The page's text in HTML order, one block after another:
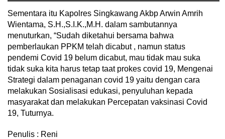
Sementara itu Kapolres Singkawang Akbp Arwin Amrih
Wientama, S.H.,S.I.K.,M.H. dalam sambutannya
menuturkan, “Sudah diketahui bersama bahwa
pemberlaukan PPKM telah dicabut , namun status
pendemi Covid 19 belum dicabut, mau tidak mau suka
tidak suka kita harus tetap taat prokes covid 19, Mengenai
Strategi dalam penaganan covid 19 yaitu dengan cara
melakukan Sosialisasi edukasi, penyuluhan kepada
masyarakat dan melakukan Percepatan vaksinasi Covid
19, Tuturnya.
Penulis : Reni